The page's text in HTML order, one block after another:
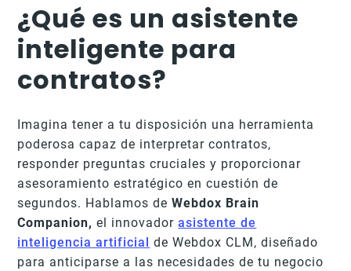
¿Qué es un asistente
inteligente para
contratos?
Imagina tener a tu disposición una herramienta
poderosa capaz de interpretar contratos,
responder preguntas cruciales y proporcionar
asesoramiento estratégico en cuestión de
segundos. Hablamos deWebdox Brain
Companion,el innovadorasistente de
inteligencia artificial de Webdox CLM, diseñado
para anticiparse a las necesidades de tu negocio